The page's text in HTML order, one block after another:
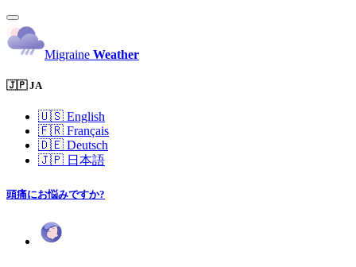
Migraine Weather
🇯🇵 JA
🇺🇸 English
🇫🇷 Français
🇩🇪 Deutsch
🇯🇵 日本語
頭痛にお悩みですか?